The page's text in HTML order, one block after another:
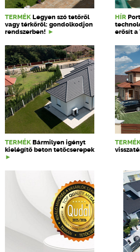
TERMÉK Legyen szó tetőről
vagy térkőről: gondolkodjon
rendszerben!
HÍR
erősít a
TERMÉK Bármilyen igényt
kielégítő beton tetőcserepek